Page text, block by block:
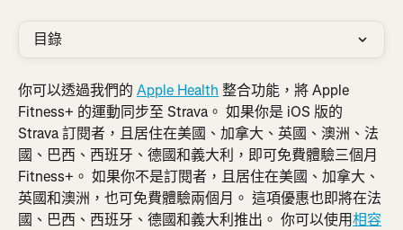
目錄
你可以透過我們的 Apple Health 整合功能，將 Apple
Fitness+ 的運動同步至 Strava。 如果你是 iOS 版的
Strava 訂閱者，且居住在美國、加拿大、英國、澳洲、法
國、巴西、西班牙、德國和義大利，即可免費體驗三個月
Fitness+。 如果你不是訂閱者，且居住在美國、加拿大、
英國和澳洲，也可免費體驗兩個月。 這項優惠也即將在法
國、巴西、西班牙、德國和義大利推出。 你可以使用相容